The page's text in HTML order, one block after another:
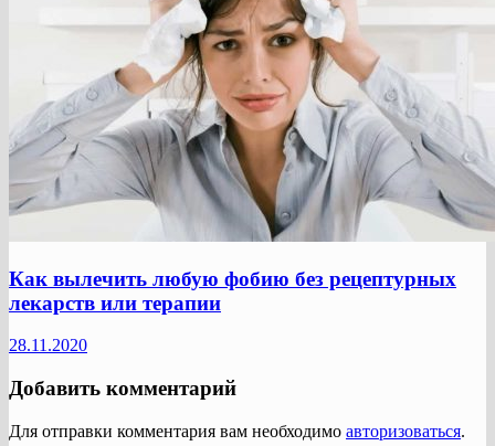
Как вылечить любую фобию без рецептурных
лекарств или терапии
28.11.2020
Добавить комментарий
Для отправки комментария вам необходимо авторизоваться.